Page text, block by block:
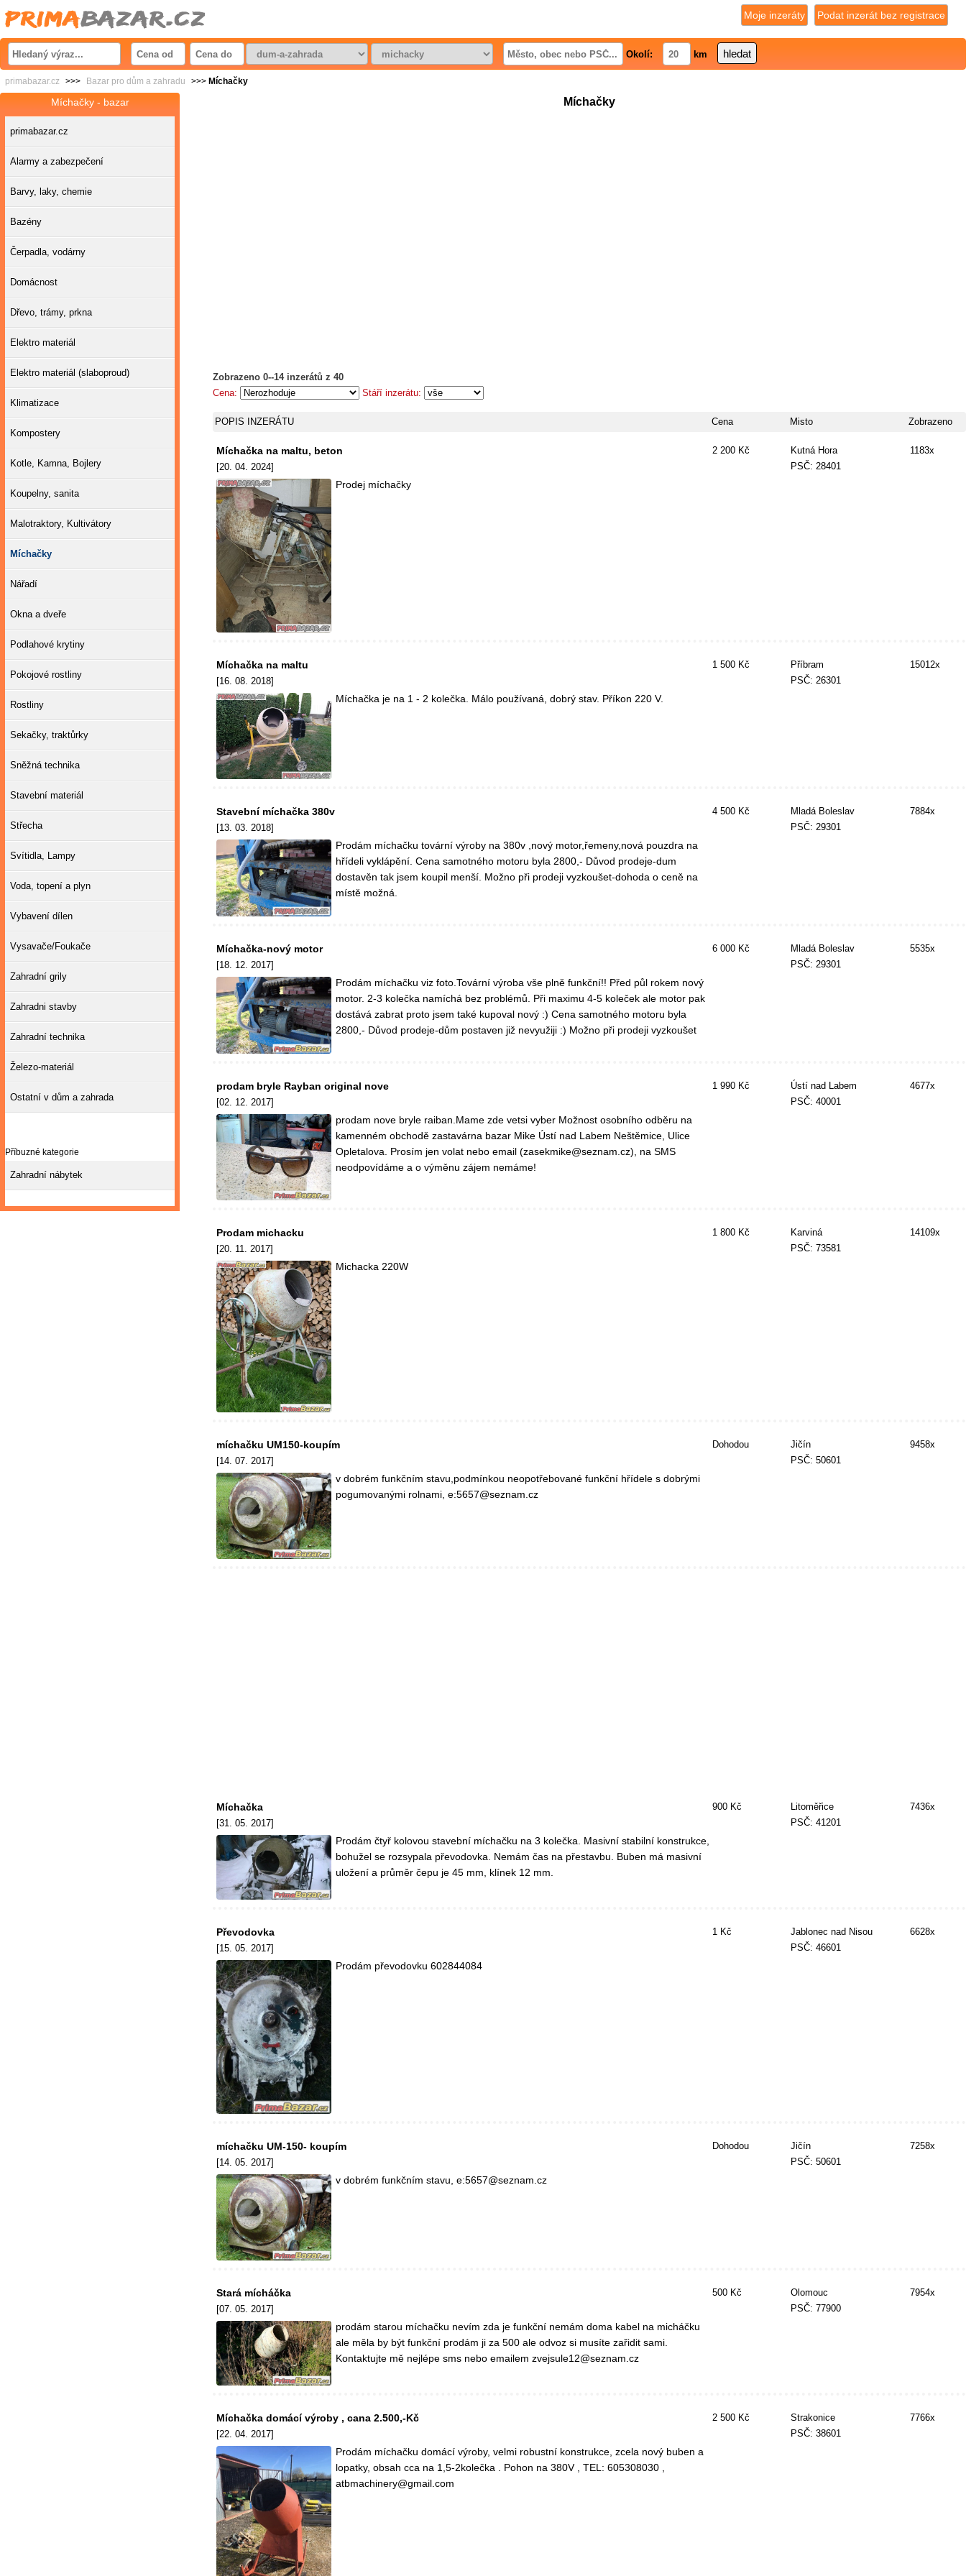
Podat inzerát bez registrace
Moje inzeráty
Okolí: km
primabazar.cz >>> Bazar pro dům a zahradu >>> Míchačky
Míchačky
Zobrazeno 0--14 inzerátů z 40
Cena:
Stáří inzerátu:
POPIS INZERÁTU Cena Misto Zobrazeno
Míchačka na maltu, beton
[20. 04. 2024]
Prodej míchačky
2 200 Kč
Kutná Hora
PSČ: 28401
1183x
Míchačka na maltu
[16. 08. 2018]
Míchačka je na 1 - 2 kolečka. Málo používaná, dobrý stav. Příkon 220 V.
1 500 Kč
Příbram
PSČ: 26301
15012x
Stavební míchačka 380v
[13. 03. 2018]
Prodám míchačku tovární výroby na 380v ,nový motor,řemeny,nová pouzdra na
hřídeli vyklápění. Cena samotného motoru byla 2800,- Důvod prodeje-dum
dostavěn tak jsem koupil menší. Možno při prodeji vyzkoušet-dohoda o ceně na
místě možná.
4 500 Kč
Mladá Boleslav
PSČ: 29301
7884x
Míchačka-nový motor
[18. 12. 2017]
Prodám míchačku viz foto.Tovární výroba vše plně funkční!! Před půl rokem nový
motor. 2-3 kolečka namíchá bez problémů. Při maximu 4-5 koleček ale motor pak
dostává zabrat proto jsem také kupoval nový :) Cena samotného motoru byla
2800,- Důvod prodeje-dům postaven již nevyužiji :) Možno při prodeji vyzkoušet
6 000 Kč
Mladá Boleslav
PSČ: 29301
5535x
prodam bryle Rayban original nove
[02. 12. 2017]
prodam nove bryle raiban.Mame zde vetsi vyber Možnost osobního odběru na
kamenném obchodě zastavárna bazar Mike Ústí nad Labem Neštěmice, Ulice
Opletalova. Prosím jen volat nebo email (zasekmike@seznam.cz), na SMS
neodpovídáme a o výměnu zájem nemáme!
1 990 Kč
Ústí nad Labem
PSČ: 40001
4677x
Prodam michacku
[20. 11. 2017]
Michacka 220W
1 800 Kč
Karviná
PSČ: 73581
14109x
míchačku UM150-koupím
[14. 07. 2017]
v dobrém funkčním stavu,podmínkou neopotřebované funkční hřídele s dobrými
pogumovanými rolnami, e:5657@seznam.cz
Dohodou
Jičín
PSČ: 50601
9458x
Míchačka
[31. 05. 2017]
Prodám čtyř kolovou stavební míchačku na 3 kolečka. Masivní stabilní konstrukce,
bohužel se rozsypala převodovka. Nemám čas na přestavbu. Buben má masivní
uložení a průměr čepu je 45 mm, klínek 12 mm.
900 Kč
Litoměřice
PSČ: 41201
7436x
Převodovka
[15. 05. 2017]
Prodám převodovku 602844084
1 Kč
Jablonec nad Nisou
PSČ: 46601
6628x
míchačku UM-150- koupím
[14. 05. 2017]
v dobrém funkčním stavu, e:5657@seznam.cz
Dohodou
Jičín
PSČ: 50601
7258x
Stará mícháčka
[07. 05. 2017]
prodám starou míchačku nevím zda je funkční nemám doma kabel na micháčku
ale měla by být funkční prodám ji za 500 ale odvoz si musíte zařidit sami.
Kontaktujte mě nejlépe sms nebo emailem zvejsule12@seznam.cz
500 Kč
Olomouc
PSČ: 77900
7954x
Míchačka domácí výroby , cana 2.500,-Kč
[22. 04. 2017]
Prodám míchačku domácí výroby, velmi robustní konstrukce, zcela nový buben a
lopatky, obsah cca na 1,5-2kolečka . Pohon na 380V , TEL: 605308030 ,
atbmachinery@gmail.com
2 500 Kč
Strakonice
PSČ: 38601
7766x
Míchačky - bazar
primabazar.cz
Alarmy a zabezpečení
Barvy, laky, chemie
Bazény
Čerpadla, vodárny
Domácnost
Dřevo, trámy, prkna
Elektro materiál
Elektro materiál (slaboproud)
Klimatizace
Kompostery
Kotle, Kamna, Bojlery
Koupelny, sanita
Malotraktory, Kultivátory
Míchačky
Nářadí
Okna a dveře
Podlahové krytiny
Pokojové rostliny
Rostliny
Sekačky, traktůrky
Sněžná technika
Stavební materiál
Střecha
Svítidla, Lampy
Voda, topení a plyn
Vybavení dílen
Vysavače/Foukače
Zahradní grily
Zahradni stavby
Zahradní technika
Železo-materiál
Ostatní v dům a zahrada
Příbuzné kategorie
Zahradní nábytek